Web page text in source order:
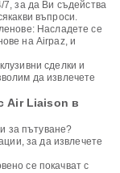
за да Ви съдейства
въпроси.
Насладете се
на Airpaz, и
сделки и
да извлечете
Air Liaison в
за пътуване?
за да извлечете
се покачват с